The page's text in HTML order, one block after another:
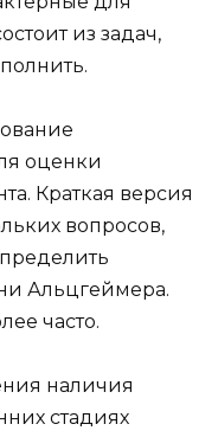
из задач,
оценки
Краткая версия
вопросов,
Альцгеймера.
часто.
наличия
стадиях